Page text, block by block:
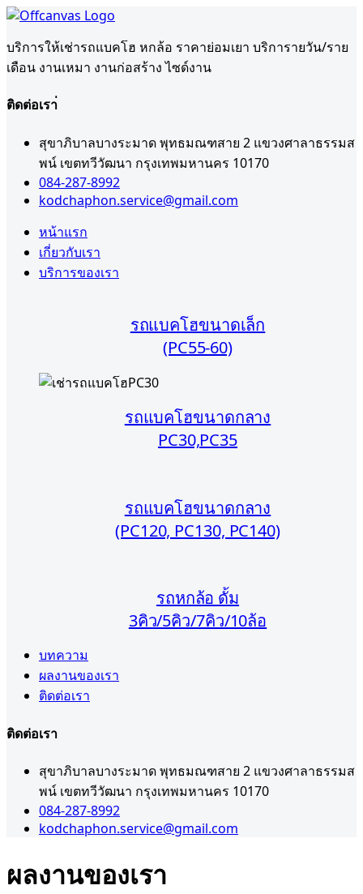
บริการให้เช่ารถแบคโฮ หกล้อ ราคาย่อมเยา บริการายวัน/ราย
เดือน งานเหมา งานก่อสร้าง ไซด์งาน
ติดต่อเรา่
สุขาภิบาลบางระมาด พุทธมณฑสาย 2 แขวงศาลาธรรมส
พน์ เขตทวีวัฒนา กรุงเทพมหานคร 10170
084-287-8992
kodchaphon.service@gmail.com
หน้าแรก
เกี่ยวกับเรา
บริการของเรา
รถแบคโฮขนาดเล็ก
(PC55-60)
รถแบคโฮขนาดกลาง
PC30,PC35
รถแบคโฮขนาดกลาง
(PC120, PC130, PC140)
รถหกล้อ ดั้ม
3คิว/5คิว/7คิว/10ล้อ
บทความ
ผลงานของเรา
ติดต่อเรา
ติดต่อเรา
สุขาภิบาลบางระมาด พุทธมณฑสาย 2 แขวงศาลาธรรมส
พน์ เขตทวีวัฒนา กรุงเทพมหานคร 10170
084-287-8992
kodchaphon.service@gmail.com
ผลงานของเรา